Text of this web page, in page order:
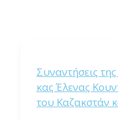
Συναντήσεις
κας Έλενας
του Καζακστάν